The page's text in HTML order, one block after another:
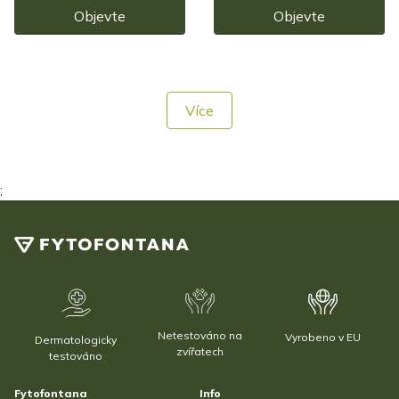
Objevte Objevte
Více
;
Dermatologicky
testováno
Netestováno na
zvířatech
Vyrobeno v EU
Fytofontana Info